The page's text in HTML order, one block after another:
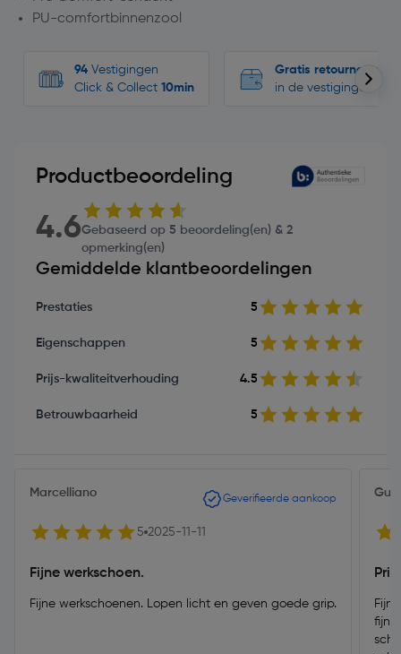
PU-comfortbinnenzool
94 Vestigingen
Click & Collect 10min
Gratis retourneren
in de vestigingen
Productbeoordeling
4.6Gebaseerd op 5 beoordeling(en) & 2
opmerking(en)
Gemiddelde klantbeoordelingen
Prestaties 5
Eigenschappen 5
Prijs-kwaliteitverhouding 4.5
Betrouwbaarheid 5
Marcelliano Geverifieerde aankoop
5 2025-11-11
Fijne werkschoen.
Fijne werkschoenen. Lopen licht en geven goede grip.
fijn